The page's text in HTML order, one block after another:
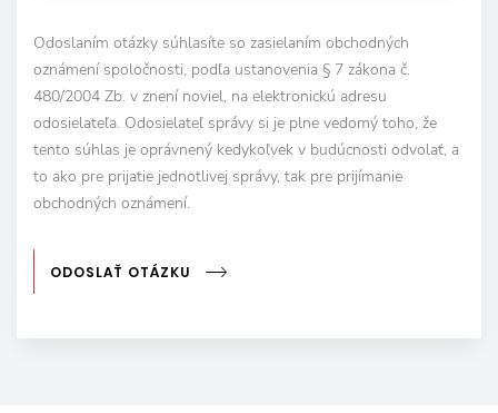
Odoslaním otázky súhlasíte so zasielaním obchodných
oznámení spoločnosti, podľa ustanovenia § 7 zákona č.
480/2004 Zb. v znení noviel, na elektronickú adresu
odosielateľa. Odosielateľ správy si je plne vedomý toho, že
tento súhlas je oprávnený kedykoľvek v budúcnosti odvolať, a
to ako pre prijatie jednotlivej správy, tak pre prijímanie
obchodných oznámení.
ODOSLAŤ OTÁZKU